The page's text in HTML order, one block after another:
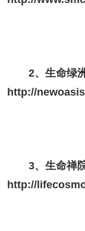
2、生命绿
http://
3、生命禅院
http://